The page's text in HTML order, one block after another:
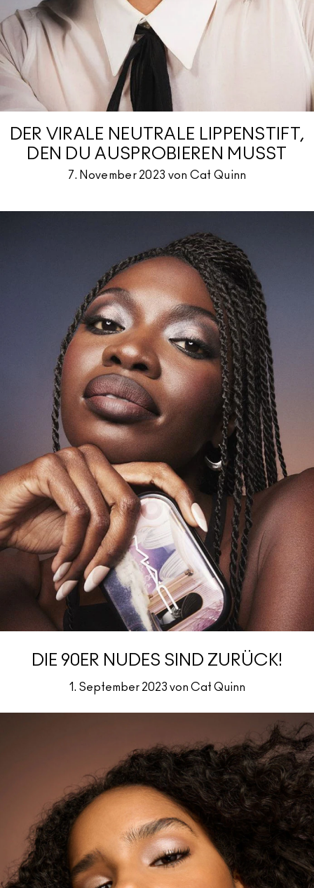
DER VIRALE NEUTRALE LIPPENSTIFT,
DEN DU AUSPROBIEREN MUSST
7. November 2023 von Cat Quinn
DIE 90ER NUDES SIND ZURÜCK!
1. September 2023 von Cat Quinn